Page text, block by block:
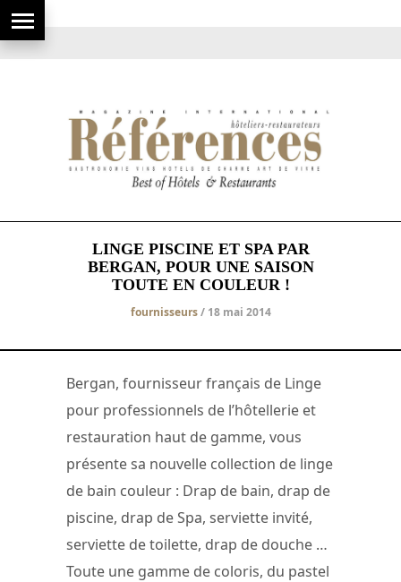
LINGE PISCINE ET SPA PAR
BERGAN, POUR UNE SAISON
TOUTE EN COULEUR !
fournisseurs/ 18 mai 2014
Bergan, fournisseur français de Linge
pour professionnels de l’hôtellerie et
restauration haut de gamme, vous
présente sa nouvelle collection de linge
de bain couleur : Drap de bain, drap de
piscine, drap de Spa, serviette invité,
serviette de toilette, drap de douche …
Toute une gamme de coloris, du pastel